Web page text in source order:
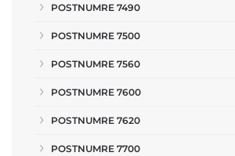
POSTNUMRE 7490
POSTNUMRE 7500
POSTNUMRE 7560
POSTNUMRE 7600
POSTNUMRE 7620
POSTNUMRE 7700